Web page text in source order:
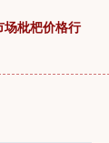
枇杷价格行